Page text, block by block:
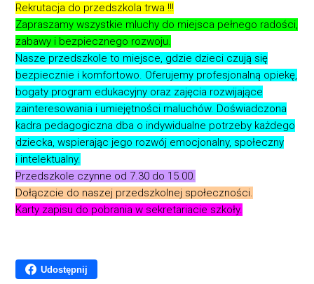
Rekrutacja do przedszkola trwa !!!
Zapraszamy wszystkie mluchy do miejsca pełnego radości,
zabawy i bezpiecznego rozwoju.
Nasze przedszkole to miejsce, gdzie dzieci czują się
bezpiecznie i komfortowo. Oferujemy profesjonalną opiekę,
bogaty program edukacyjny oraz zajęcia rozwijające
zainteresowania i umiejętności maluchów. Doświadczona
kadra pedagogiczna dba o indywidualne potrzeby każdego
dziecka, wspierając jego rozwój emocjonalny, społeczny
i intelektualny.
Przedszkole czynne od 7.30 do 15.00.
Dołączcie do naszej przedszkolnej społeczności.
Karty zapisu do pobrania w sekretariacie szkoły.
Udostępnij